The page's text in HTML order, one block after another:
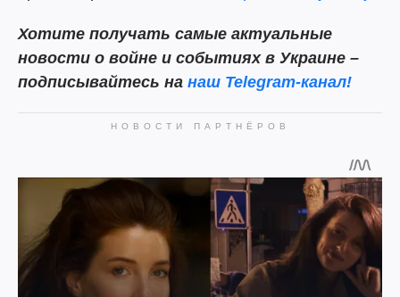
Хотите получать самые актуальные
новости о войне и событиях в Украине –
подписывайтесь на наш Telegram-канал!